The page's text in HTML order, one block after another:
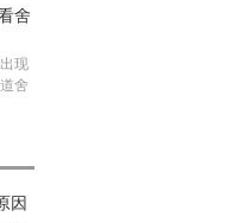
舍
现
舍
因